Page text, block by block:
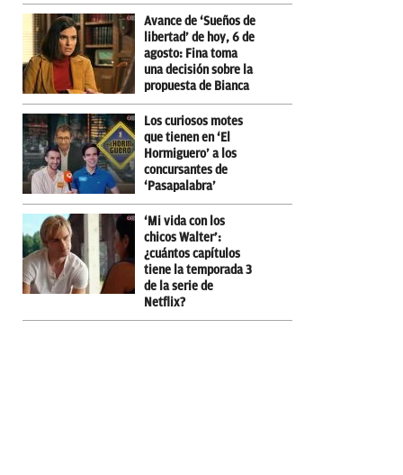
Avance de ‘Sueños de
libertad’ de hoy, 6 de
agosto: Fina toma
una decisión sobre la
propuesta de Bianca
Los curiosos motes
que tienen en ‘El
Hormiguero’ a los
concursantes de
‘Pasapalabra’
‘Mi vida con los
chicos Walter’:
¿cuántos capítulos
tiene la temporada 3
de la serie de
Netflix?